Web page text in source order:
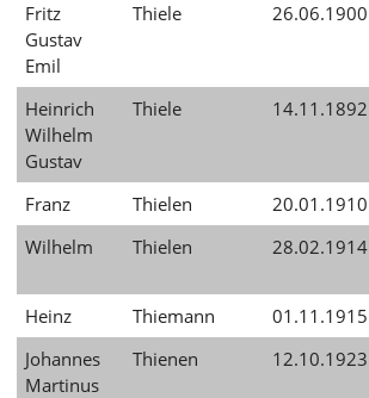
Fritz
Gustav
Emil
Thiele 26.06.1900
Heinrich
Wilhelm
Gustav
Thiele 14.11.1892
Franz Thielen 20.01.1910
Wilhelm
Thielen 28.02.1914
Heinz
Thiemann 01.11.1915
Johannes
Martinus
Thienen 12.10.1923